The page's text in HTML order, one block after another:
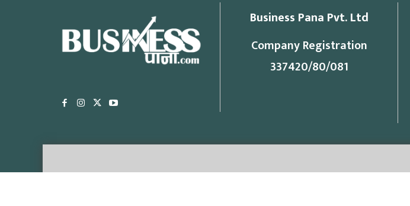
Business Pana Pvt. Ltd
Company Registration
337420/80/081